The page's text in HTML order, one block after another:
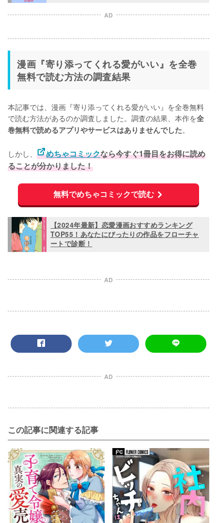
AD
漫画『寄り添ってくれる愛がいい』を全巻
無料で読む方法の調査結果
本記事では、漫画『寄り添ってくれる愛がいい』を全巻無料
で読む方法があるのか調査しました。調査の結果、本作を全
巻無料で読めるアプリやサービスはありませんでした。
しかし、 めちゃコミックなら今すぐ1冊目をお得に読め
ることが分かりました！
無料でめちゃコミックで読む
【2024年最新】恋愛漫画おすすめランキング
TOP55！あなたにぴったりの作品をフローチャ
ートで診断！
AD
AD
この記事に関連する記事